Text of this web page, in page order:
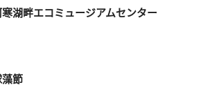
寒湖畔エコミュージアムセンター
節